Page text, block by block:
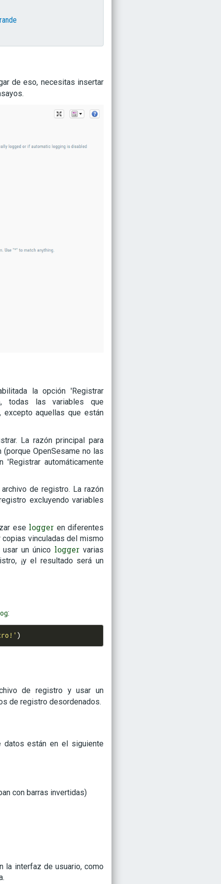
de eso, necesitas insertar
la opción 'Registrar
todas las variables que
aquellas que están
La razón principal para
OpenSesame no las
automáticamente
de registro. La razón
excluyendo variables
ese logger en diferentes
vinculadas del mismo
un único logger varias
¡y el resultado será un
:
)
de registro y usar un
de registro desordenados.
están en el siguiente
con barras invertidas)
la interfaz de usuario, como